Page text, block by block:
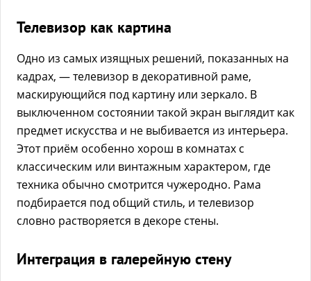
Телевизор как картина
Одно из самых изящных решений, показанных на
кадрах, — телевизор в декоративной раме,
маскирующийся под картину или зеркало. В
выключенном состоянии такой экран выглядит как
предмет искусства и не выбивается из интерьера.
Этот приём особенно хорош в комнатах с
классическим или винтажным характером, где
техника обычно смотрится чужеродно. Рама
подбирается под общий стиль, и телевизор
словно растворяется в декоре стены.
Интеграция в галерейную стену